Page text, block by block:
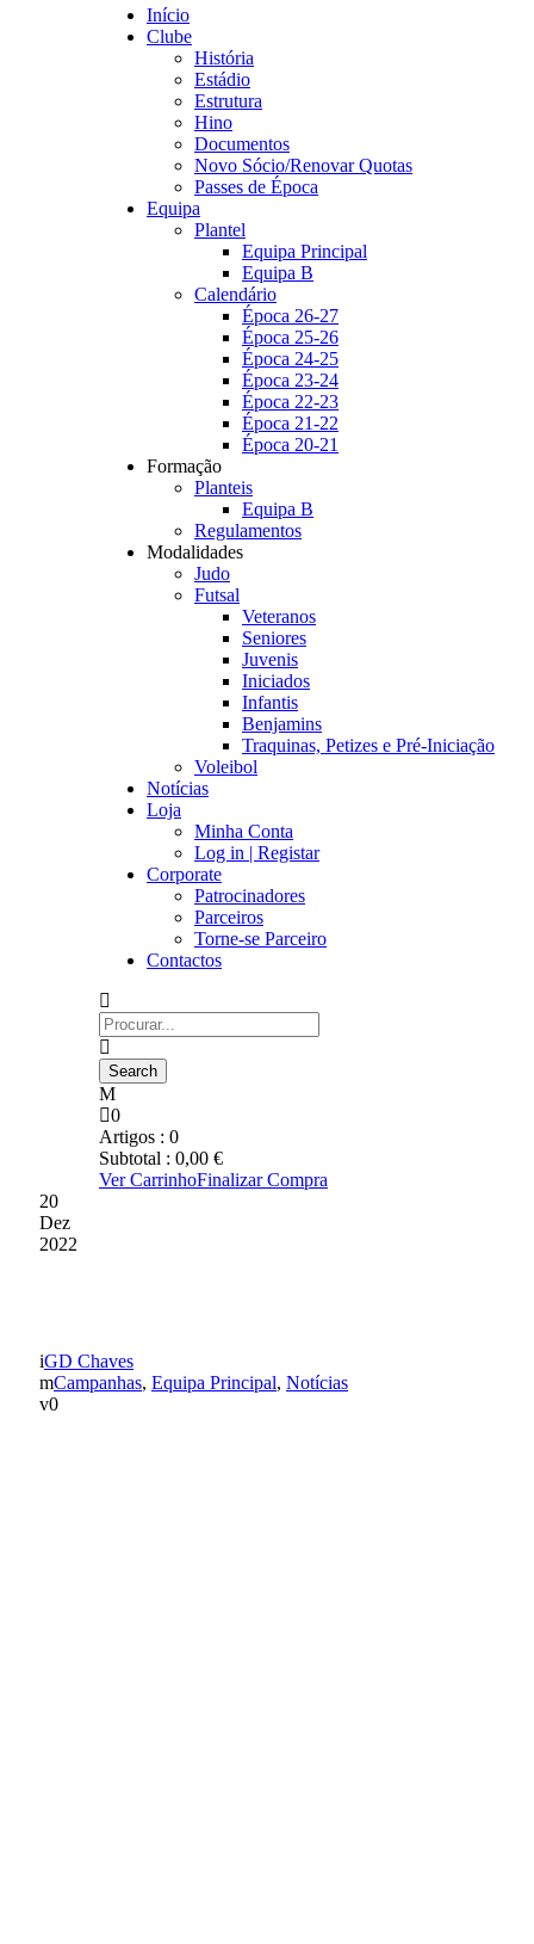
Início
Clube
História
Estádio
Estrutura
Hino
Documentos
Novo Sócio/Renovar Quotas
Passes de Época
Equipa
Plantel
Equipa Principal
Equipa B
Calendário
Época 26-27
Época 25-26
Época 24-25
Época 23-24
Época 22-23
Época 21-22
Época 20-21
Formação
Planteis
Equipa B
Regulamentos
Modalidades
Judo
Futsal
Veteranos
Seniores
Juvenis
Iniciados
Infantis
Benjamins
Traquinas, Petizes e Pré-Iniciação
Voleibol
Notícias
Loja
Minha Conta
Log in | Registar
Corporate
Patrocinadores
Parceiros
Torne-se Parceiro
Contactos
0
Artigos : 0
Subtotal : 0,00 €
Ver CarrinhoFinalizar Compra
20
Dez
2022
GD Chaves
Campanhas, Equipa Principal, Notícias
0